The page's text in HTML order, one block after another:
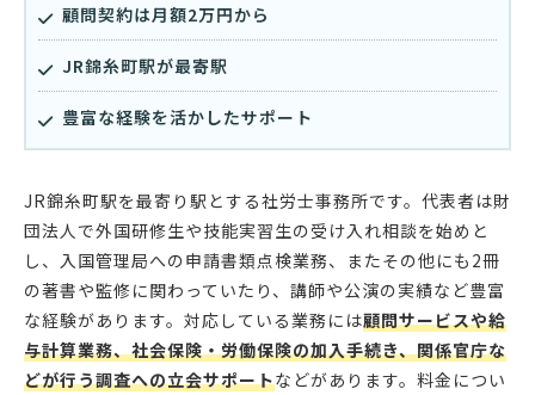
顧問契約は月額2万円から
JR錦糸町駅が最寄駅
豊富な経験を活かしたサポート
JR錦糸町駅を最寄り駅とする社労士事務所です。代表者は財
団法人で外国研修生や技能実習生の受け入れ相談を始めと
し、入国管理局への申請書類点検業務、またその他にも2冊
の著書や監修に関わっていたり、講師や公演の実績など豊富
な経験があります。対応している業務には顧問サービスや給
与計算業務、社会保険・労働保険の加入手続き、関係官庁な
どが行う調査への立会サポートなどがあります。料金につい